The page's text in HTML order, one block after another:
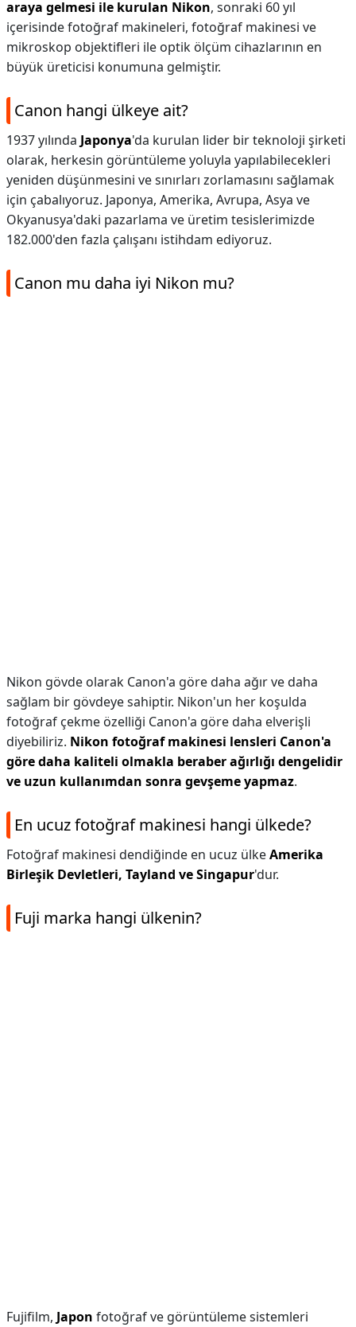
araya gelmesi ile kurulan Nikon, sonraki 60 yıl
içerisinde fotoğraf makineleri, fotoğraf makinesi ve
mikroskop objektifleri ile optik ölçüm cihazlarının en
büyük üreticisi konumuna gelmiştir.
Canon hangi ülkeye ait?
1937 yılında Japonya'da kurulan lider bir teknoloji şirketi
olarak, herkesin görüntüleme yoluyla yapılabilecekleri
yeniden düşünmesini ve sınırları zorlamasını sağlamak
için çabalıyoruz. Japonya, Amerika, Avrupa, Asya ve
Okyanusya'daki pazarlama ve üretim tesislerimizde
182.000'den fazla çalışanı istihdam ediyoruz.
Canon mu daha iyi Nikon mu?
Nikon gövde olarak Canon'a göre daha ağır ve daha
sağlam bir gövdeye sahiptir. Nikon'un her koşulda
fotoğraf çekme özelliği Canon'a göre daha elverişli
diyebiliriz. Nikon fotoğraf makinesi lensleri Canon'a
göre daha kaliteli olmakla beraber ağırlığı dengelidir
ve uzun kullanımdan sonra gevşeme yapmaz.
En ucuz fotoğraf makinesi hangi ülkede?
Fotoğraf makinesi dendiğinde en ucuz ülkeAmerika
Birleşik Devletleri, Tayland ve Singapur'dur.
Fuji marka hangi ülkenin?
Fujifilm, Japon fotoğraf ve görüntüleme sistemleri